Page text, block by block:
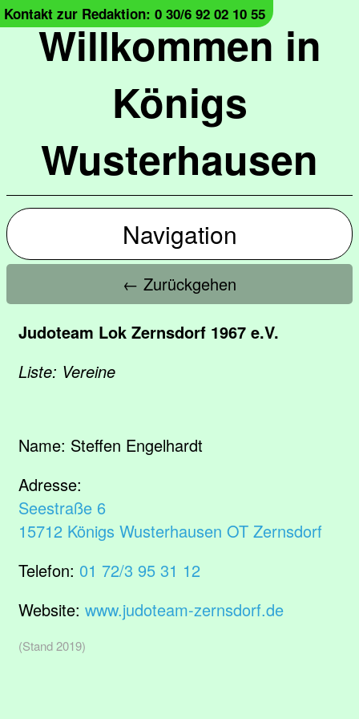
Willkommen in
Königs
Wusterhausen
Kontakt zur Redaktion: 0 30/6 92 02 10 55
Navigation
← Zurückgehen
Judoteam Lok Zernsdorf 1967 e.V.
Liste: Vereine
Name: Steffen Engelhardt
Adresse:
Seestraße 6
15712 Königs Wusterhausen OT Zernsdorf
Telefon: 01 72/3 95 31 12
Website: www.judoteam-zernsdorf.de
(Stand 2019)